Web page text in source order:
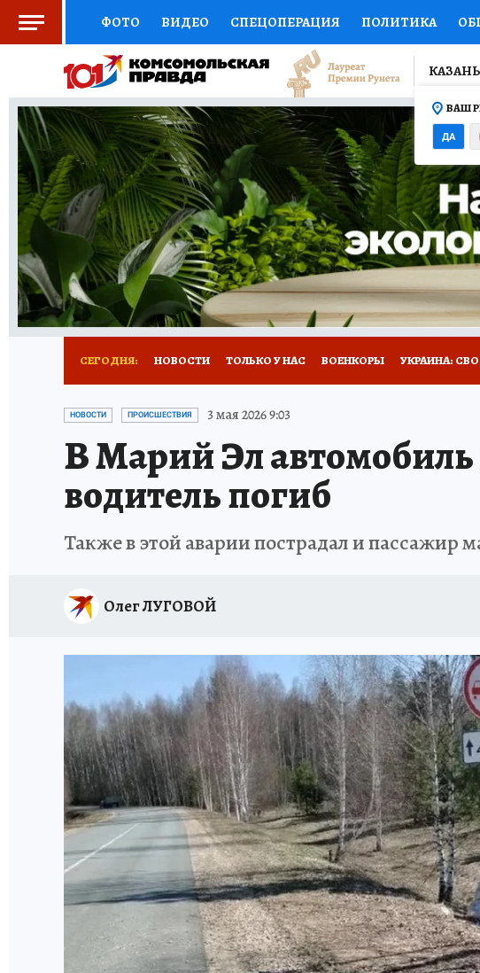
ФОТО ВИДЕО СПЕЦОПЕРАЦИЯ ПОЛИТИКА
СОЦПОДДЕРЖКА НАУКА СПОРТ КОЛУМНИСТЫ
ВЫБОР ЭКСПЕРТОВ ДОКТОР ФИНАНСЫ
КНИЖНАЯ ПОЛКА ПРОГНОЗЫ НА СПОРТ
ПРЕСС-ЦЕНТР НЕДВИЖИМОСТЬ ТЕЛЕВИЗОР
РАДИО КП РЕКЛАМА ТЕСТЫ НОВОЕ НА САЙТЕ
КАЗАНЬ
ВАШ
ДА
СЕГОДНЯ: НОВОСТИ ТОЛЬКО У НАС ВОЕНКОРЫ УКРАИНА:
ТЕРРИТОРИЯ ДОБРА ИСПЫТАНО НА СЕБЕ
НОВОСТИ ПРОИСШЕСТВИЯ 3 мая 2026 9:03
В Марий Эл автомобиль
водитель погиб
Также в этой аварии пострадал и пассажир
Олег ЛУГОВОЙ